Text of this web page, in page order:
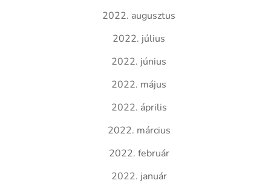
2022. augusztus
2022. július
2022. június
2022. május
2022. április
2022. március
2022. február
2022. január